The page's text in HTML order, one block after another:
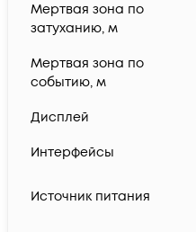
Мертвая зона по
затуханию, м
Мертвая зона по
событию, м
Дисплей
Интерфейсы
Источник питания